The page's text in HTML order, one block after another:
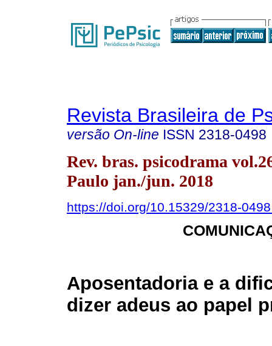
Revista Brasileira de
versão On-line ISSN 2318-0498
Rev. bras. psicodrama
Paulo jan./jun. 2018
https://doi.org/10.15329/2318-
Aposentadoria e a
dizer adeus ao papel